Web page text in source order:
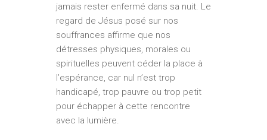
jamais rester enfermé dans sa nuit. Le
regard de Jésus posé sur nos
souffrances affirme que nos
détresses physiques, morales ou
spirituelles peuvent céder la place à
l’espérance, car nul n’est trop
handicapé, trop pauvre ou trop petit
pour échapper à cette rencontre
avec la lumière.